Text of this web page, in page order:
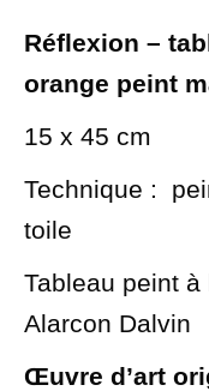
Réflexion –
orange peint
15 x 45 cm
Technique :
toile
Tableau peint à
Alarcon Dalvin
Œuvre d’art